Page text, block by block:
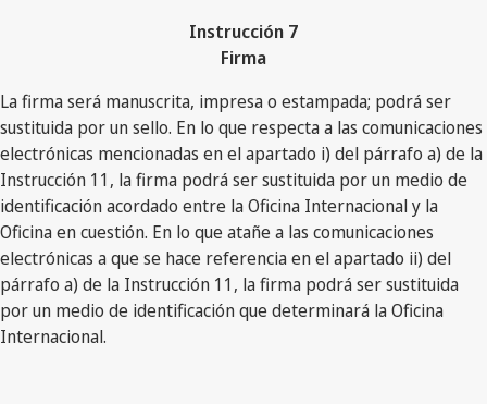
Instrucción 7
Firma
La firma será manuscrita, impresa o estampada; podrá ser
sustituida por un sello. En lo que respecta a las comunicaciones
electrónicas mencionadas en el apartado i) del párrafo a) de la
Instrucción 11, la firma podrá ser sustituida por un medio de
identificación acordado entre la Oficina Internacional y la
Oficina en cuestión. En lo que atañe a las comunicaciones
electrónicas a que se hace referencia en el apartado ii) del
párrafo a) de la Instrucción 11, la firma podrá ser sustituida
por un medio de identificación que determinará la Oficina
Internacional.